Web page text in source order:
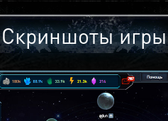
Скриншоты игры